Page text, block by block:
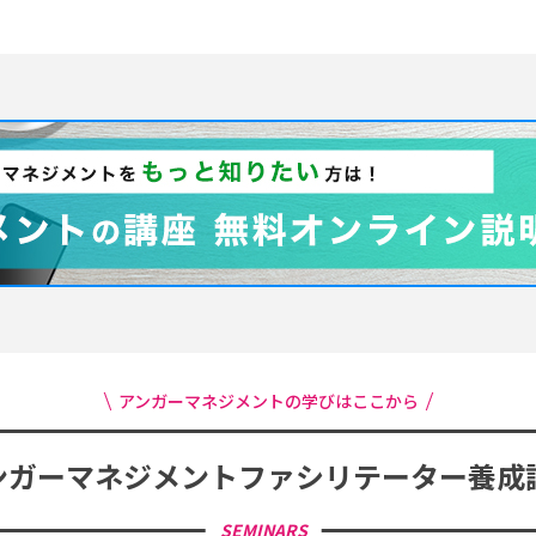
アンガーマネジメントの学びはここから
ーマネジメントファシリテーター養成
SEMINARS